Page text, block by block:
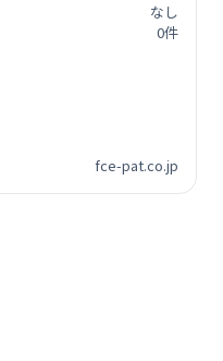
なし
0件
fce-pat.co.jp